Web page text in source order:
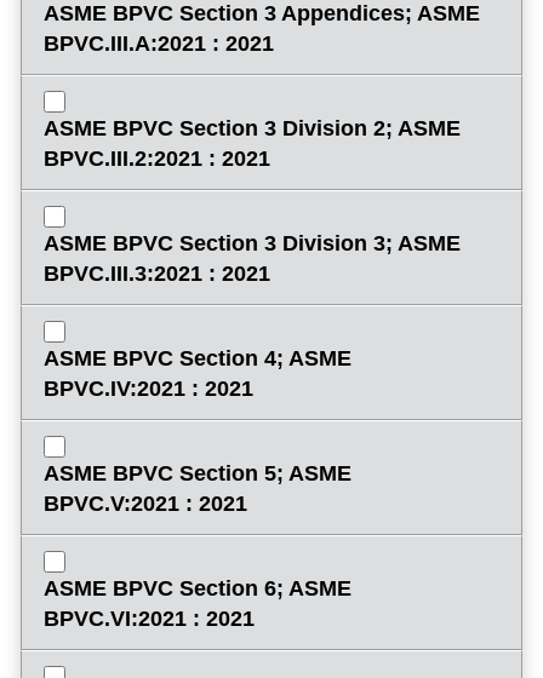
ASME BPVC Section 3 Appendices; ASME
BPVC.III.A:2021 : 2021
ASME BPVC Section 3 Division 2; ASME
BPVC.III.2:2021 : 2021
ASME BPVC Section 3 Division 3; ASME
BPVC.III.3:2021 : 2021
ASME BPVC Section 4; ASME
BPVC.IV:2021 : 2021
ASME BPVC Section 5; ASME
BPVC.V:2021 : 2021
ASME BPVC Section 6; ASME
BPVC.VI:2021 : 2021